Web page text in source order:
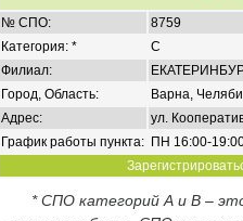
№ СПО:
8759
Категория: *
C
Филиал:
Город, Область:
Варна,
Адрес:
ул.
График работы пункта: ПН 16:00-
* СПО категорий А и В –